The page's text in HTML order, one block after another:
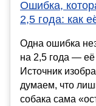
Ошибка,
2,5 года: как
Одна ошибка
на 2,5 года —
Источник
думаем, что
собака сама